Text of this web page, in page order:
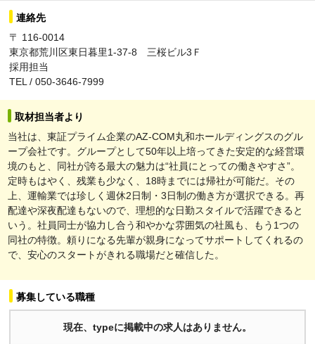
連絡先
〒 116-0014
東京都荒川区東日暮里1-37-8 三桜ビル3Ｆ
採用担当
TEL / 050-3646-7999
取材担当者より
当社は、東証プライム企業のAZ-COM丸和ホールディングスのグル
ープ会社です。グループとして50年以上培ってきた安定的な経営環
境のもと、同社が誇る最大の魅力は“社員にとっての働きやすさ”。
定時もはやく、残業も少なく、18時までには帰社が可能だ。その
上、運輸業では珍しく週休2日制・3日制の働き方が選択できる。再
配達や深夜配達もないので、理想的な日勤スタイルで活躍できると
いう。社員同士が協力し合う和やかな雰囲気の社風も、もう1つの
同社の特徴。頼りになる先輩が親身になってサポートしてくれるの
で、安心のスタートがきれる職場だと確信した。
募集している職種
現在、typeに掲載中の求人はありません。